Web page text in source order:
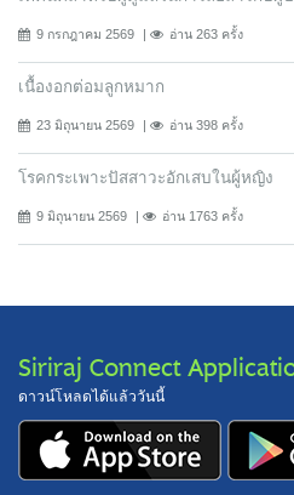
9 กรกฎาคม 2569 อ่าน 263 ครั้ง
เนื้องอกต่อมลูกหมาก
23 มิถุนายน 2569 อ่าน 398 ครั้ง
โรคกระเพาะปัสสาวะอักเสบในผู้หญิง
9 มิถุนายน 2569 อ่าน 1763 ครั้ง
Siriraj Connect
ดาวน์โหลดได้แล้ววันนี้